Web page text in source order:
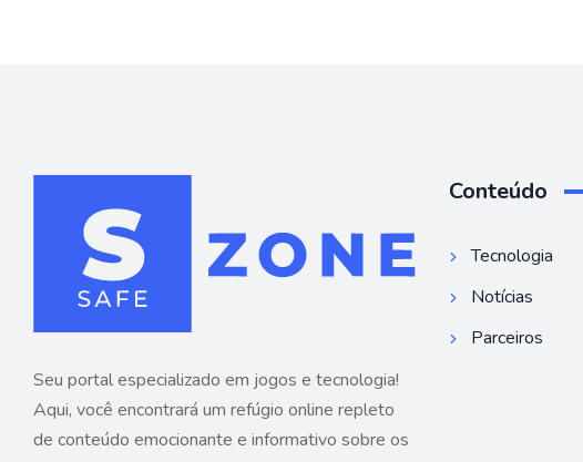
Seu portal especializado em jogos e tecnologia!
Aqui, você encontrará um refúgio online repleto
de conteúdo emocionante e informativo sobre os
Conteúdo
Tecnologia
Notícias
Parceiros